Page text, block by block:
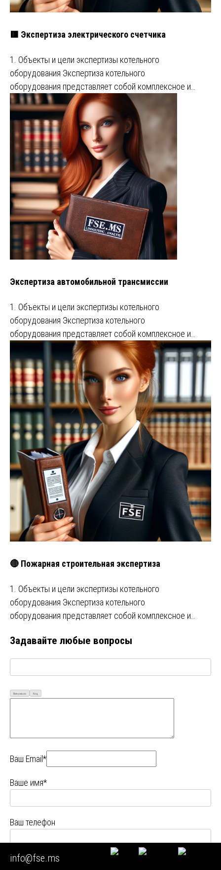
🟥 Экспертиза электрического счетчика
1. Объекты и цели экспертизы котельного
оборудования Экспертиза котельного
оборудования представляет собой комплексное и…
Экспертиза автомобильной трансмиссии
1. Объекты и цели экспертизы котельного
оборудования Экспертиза котельного
оборудования представляет собой комплексное и…
🔴 Пожарная строительная экспертиза
1. Объекты и цели экспертизы котельного
оборудования Экспертиза котельного
оборудования представляет собой комплексное и…
Задавайте любые вопросы
Визуально Код
Ваш Email*
Ваше имя*
Ваш телефон
Ваш город
info@fse.ms